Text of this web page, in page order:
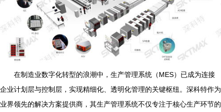
在制造业数字化转型的浪潮中，生产管理系统（MES）已成为连接
企业计划层与控制层，实现精细化、透明化管理的关键枢纽。深科特作为
业界领先的解决方案提供商，其生产管理系统不仅专注于核心生产环节的